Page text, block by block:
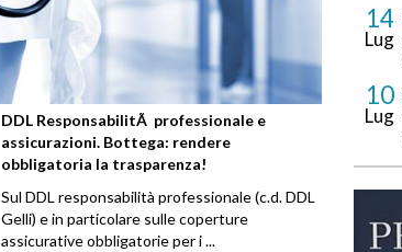
DDL ResponsabilitÃ professionale e
assicurazioni. Bottega: rendere
obbligatoria la trasparenza!
Sul DDL responsabilità professionale (c.d. DDL
Gelli) e in particolare sulle coperture
assicurative obbligatorie per i ...
14
Lug
10
Lug